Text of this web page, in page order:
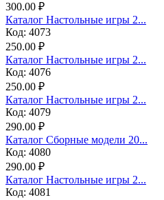
300.00 ₽
Каталог Настольные игры 2...
Код: 4073
250.00 ₽
Каталог Настольные игры 2...
Код: 4076
250.00 ₽
Каталог Настольные игры 2...
Код: 4079
290.00 ₽
Каталог Сборные модели 20...
Код: 4080
290.00 ₽
Каталог Настольные игры 2...
Код: 4081